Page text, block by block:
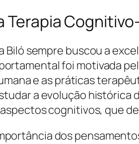
Terapia
Biló sempre buscou a
foi motivada
e as práticas
a evolução histórica
cognitivos, que
dos